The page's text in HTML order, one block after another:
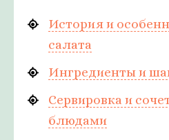
История и
салата
Ингредиенты и
Сервировка и
блюдами